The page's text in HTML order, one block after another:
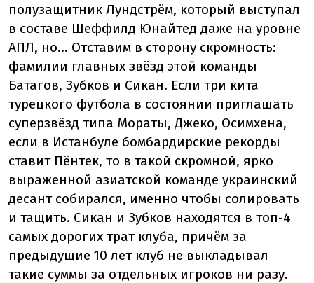
полузащитник Лундстрём, который выступал
в составе Шеффилд Юнайтед даже на уровне
АПЛ, но... Отставим в сторону скромность:
фамилии главных звёзд этой команды
Батагов, Зубков и Сикан. Если три кита
турецкого футбола в состоянии приглашать
суперзвёзд типа Мораты, Джеко, Осимхена,
если в Истанбуле бомбардирские рекорды
ставит Пёнтек, то в такой скромной, ярко
выраженной азиатской команде украинский
десант собирался, именно чтобы солировать
и тащить. Сикан и Зубков находятся в топ-4
самых дорогих трат клуба, причём за
предыдущие 10 лет клуб не выкладывал
такие суммы за отдельных игроков ни разу.